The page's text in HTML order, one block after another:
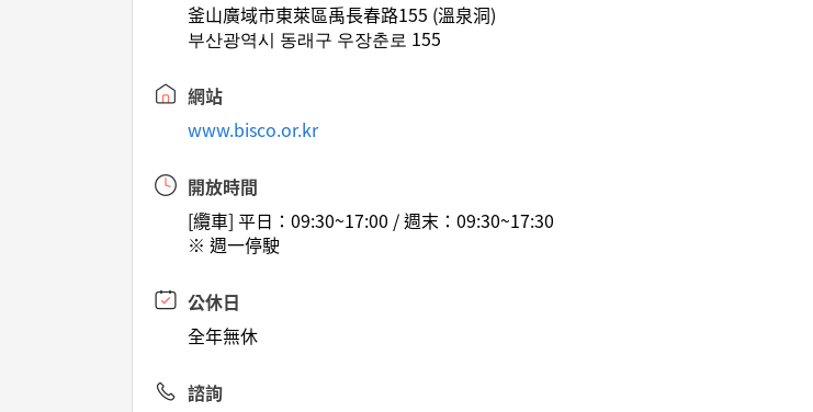
釜山廣域市東萊區禹長春路155 (溫泉洞)
부산광역시 동래구 우장춘로 155
網站
www.bisco.or.kr
開放時間
[纜車] 平日：09:30~17:00 / 週末：09:30~17:30
※ 週一停駛
公休日
全年無休
諮詢